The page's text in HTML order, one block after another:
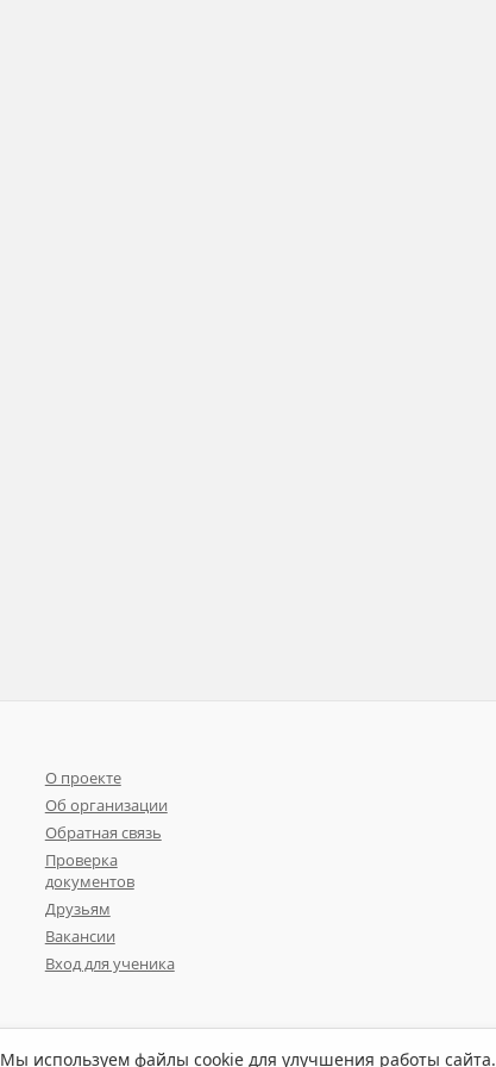
О проекте
Об организации
Обратная связь
Проверка
документов
Друзьям
Вакансии
Вход для ученика
Мы используем файлы cookie для улучшения работы сайта.